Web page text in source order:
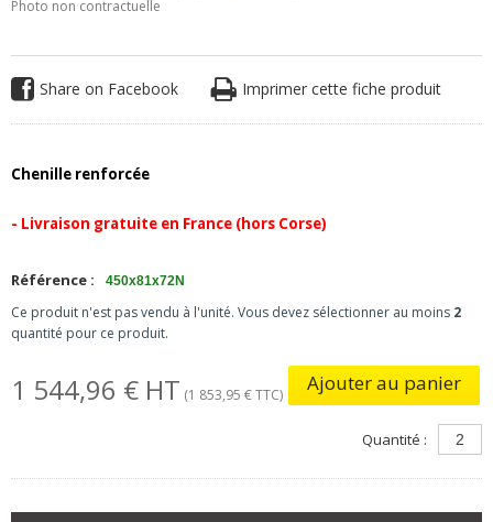
Photo non contractuelle
Share on Facebook Imprimer cette fiche produit
Chenille renforcée
- Livraison gratuite en France (hors Corse)
Référence : 450x81x72N
Ce produit n'est pas vendu à l'unité. Vous devez sélectionner au moins 2
quantité pour ce produit.
1 544,96 € HT (1 853,95 € TTC) Ajouter au panier
Quantité :